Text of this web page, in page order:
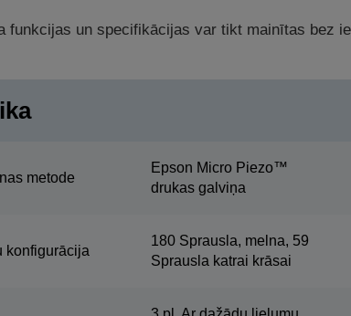
funkcijas un specifikācijas var tikt mainītas bez
metode
Epson Micro Piezo™
drukas galviņa
konfigurācija
180 Sprausla, melna, 59
Sprausla katrai krāsai